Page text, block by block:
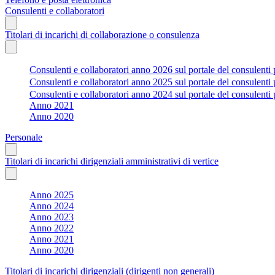
Consulenti e collaboratori
Titolari di incarichi di collaborazione o consulenza
Consulenti e collaboratori anno 2026 sul portale del consulenti
Consulenti e collaboratori anno 2025 sul portale del consulenti
Consulenti e collaboratori anno 2024 sul portale del consulenti
Anno 2021
Anno 2020
Personale
Titolari di incarichi dirigenziali amministrativi di vertice
Anno 2025
Anno 2024
Anno 2023
Anno 2022
Anno 2021
Anno 2020
Titolari di incarichi dirigenziali (dirigenti non generali)